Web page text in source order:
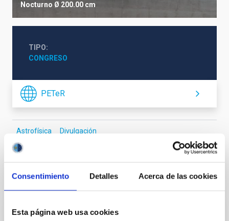
Consentimiento Detalles Acerca de las cookies
Esta página web usa cookies
Nocturno Ø 200.00 cm
TIPO
CONGRESO
PETeR
Astrofísica Divulgación
Te puede interesar